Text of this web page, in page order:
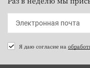
Я даю согласие на